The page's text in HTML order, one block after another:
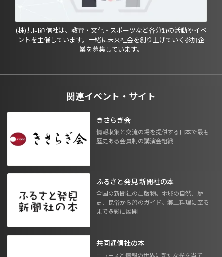
(株)共同通信社は、教育・文化・スポーツなど各分野の活動やイベ
ントを主催しています。一緒に未来社会を創り上げていく参加企
業を募集しています。
関連イベント・サイト
きさらぎ会
情報収集と交流の場を提供する日本で最も
歴史ある会員制の講演会組織
ふるさと発見 新聞社の本
全国の新聞社の出版物。地域の自然、歴
史、民俗から旅のガイド、郷土料理に至る
まで多彩に展開
共同通信社の本
ニュースと情報の世界に新たな光を当て